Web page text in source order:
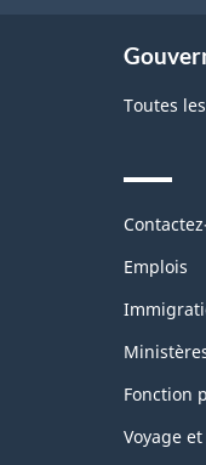
Toutes
Themes
topics
Emplois
Fonction
Voyage